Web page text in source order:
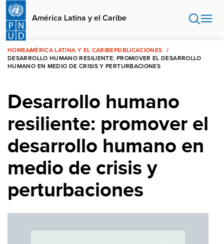
Pasar
contenido
principal
América Latina y el Caribe
HOMEAMÉRICA LATINA Y EL CARIBEPUBLICACIONES
DESARROLLO HUMANO RESILIENTE: PROMOVER EL DESARROLLO
HUMANO EN MEDIO DE CRISIS Y PERTURBACIONES
Desarrollo humano
resiliente: promover el
desarrollo humano en
medio de crisis y
perturbaciones